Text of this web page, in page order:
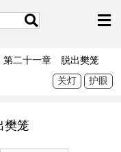
第二十一章 脱出樊笼
护眼
关灯
樊笼